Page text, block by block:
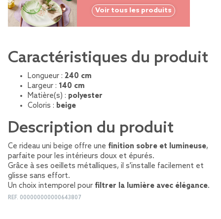
Voir tous les produits
Caractéristiques du produit
Longueur : 240 cm
Largeur : 140 cm
Matière(s) : polyester
Coloris : beige
Description du produit
Ce rideau uni beige offre une finition sobre et lumineuse,
parfaite pour les intérieurs doux et épurés.
Grâce à ses oeillets métalliques, il s'installe facilement et
glisse sans effort.
Un choix intemporel pour filtrer la lumière avec élégance.
REF. 000000000000643807